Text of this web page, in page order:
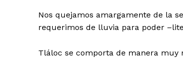
Nos quejamos amargamente de la
requerimos de lluvia para poder
Tláloc se comporta de manera muy